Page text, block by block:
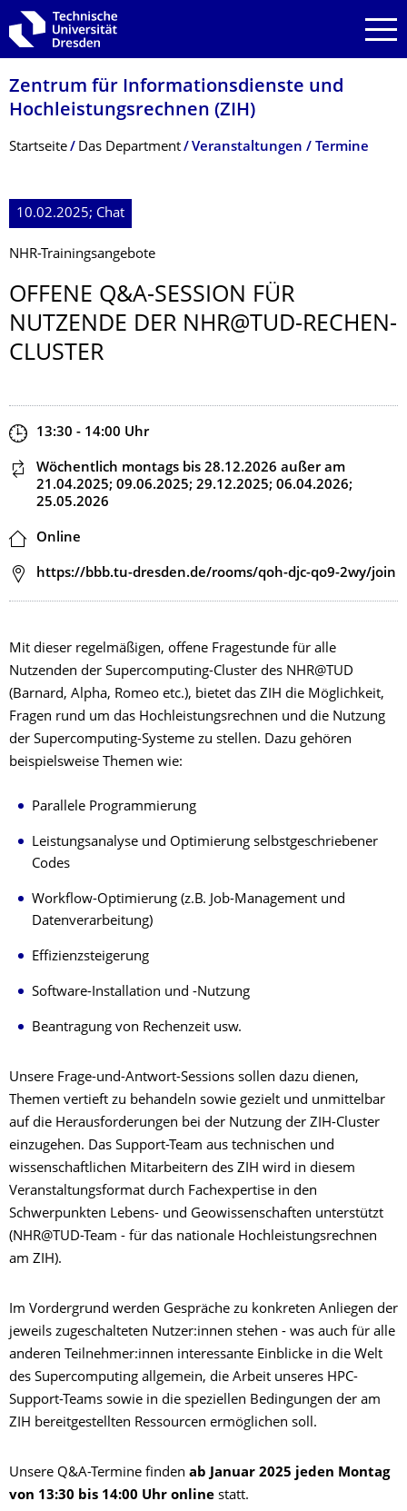
Zur Hauptnavigation springen
Zur Suche springen
Zum Inhalt springen
Zentrum für Informations­dienste und
Hochleistungs­rechnen (ZIH)
Breadcrumb-Menü
Startseite Das Department Veranstaltungen / Termine
10.02.2025; Chat
NHR-Trainingsangebote
OFFENE Q&A-SESSION FÜR
NUTZENDE DER NHR@TUD-RECHEN-
CLUSTER
Zeit
13:30 - 14:00 Uhr
Dieser Termin wiederholt sich
Wöchentlich montags bis 28.12.2026 außer am
21.04.2025; 09.06.2025; 29.12.2025; 06.04.2026;
25.05.2026
Ort
Online
Adresse
https://bbb.tu-dresden.de/rooms/qoh-djc-qo9-2wy/join
Mit dieser regelmäßigen, offene Fragestunde für alle
Nutzenden der Supercomputing-Cluster des NHR@TUD
(Barnard, Alpha, Romeo etc.), bietet das ZIH die Möglichkeit,
Fragen rund um das Hochleistungsrechnen und die Nutzung
der Supercomputing-Systeme zu stellen. Dazu gehören
beispielsweise Themen wie:
Parallele Programmierung
Leistungsanalyse und Optimierung selbstgeschriebener
Codes
Workflow-Optimierung (z.B. Job-Management und
Datenverarbeitung)
Effizienzsteigerung
Software-Installation und -Nutzung
Beantragung von Rechenzeit usw.
Unsere Frage-und-Antwort-Sessions sollen dazu dienen,
Themen vertieft zu behandeln sowie gezielt und unmittelbar
auf die Herausforderungen bei der Nutzung der ZIH-Cluster
einzugehen. Das Support-Team aus technischen und
wissenschaftlichen Mitarbeitern des ZIH wird in diesem
Veranstaltungsformat durch Fachexpertise in den
Schwerpunkten Lebens- und Geowissenschaften unterstützt
(NHR@TUD-Team - für das nationale Hochleistungsrechnen
am ZIH).
Im Vordergrund werden Gespräche zu konkreten Anliegen der
jeweils zugeschalteten Nutzer:innen stehen - was auch für alle
anderen Teilnehmer:innen interessante Einblicke in die Welt
des Supercomputing allgemein, die Arbeit unseres HPC-
Support-Teams sowie in die speziellen Bedingungen der am
ZIH bereitgestellten Ressourcen ermöglichen soll.
Unsere Q&A-Termine finden ab Januar 2025 jeden Montag
von 13:30 bis 14:00 Uhr online statt.